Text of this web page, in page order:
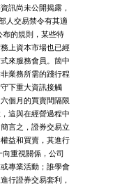
訊尚未公開揭露，
人交易禁令有其適
布的規則，某些特
上資本市場也已經
來服務會員。箇中
業務所需的踐行程
下重大資訊接觸
個月的買賣間隔限
這與在經營過程中
言之，證券交易立
益和買賣，其進行
重視關係，公司
專業活動；誰學會
行證券交易套利，